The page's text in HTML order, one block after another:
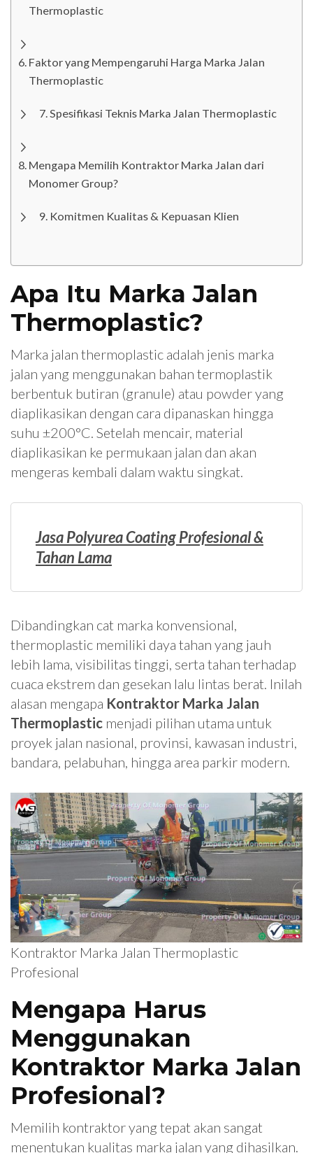
Thermoplastic
Faktor yang Mempengaruhi Harga Marka Jalan
Thermoplastic
Spesifikasi Teknis Marka Jalan Thermoplastic
Mengapa Memilih Kontraktor Marka Jalan dari
Monomer Group?
Komitmen Kualitas & Kepuasan Klien
Apa Itu Marka Jalan
Thermoplastic?
Marka jalan thermoplastic adalah jenis marka
jalan yang menggunakan bahan termoplastik
berbentuk butiran (granule) atau powder yang
diaplikasikan dengan cara dipanaskan hingga
suhu ±200°C. Setelah mencair, material
diaplikasikan ke permukaan jalan dan akan
mengeras kembali dalam waktu singkat.
Jasa Polyurea Coating Profesional &
Tahan Lama
Dibandingkan cat marka konvensional,
thermoplastic memiliki daya tahan yang jauh
lebih lama, visibilitas tinggi, serta tahan terhadap
cuaca ekstrem dan gesekan lalu lintas berat. Inilah
alasan mengapa Kontraktor Marka Jalan
Thermoplastic menjadi pilihan utama untuk
proyek jalan nasional, provinsi, kawasan industri,
bandara, pelabuhan, hingga area parkir modern.
Kontraktor Marka Jalan Thermoplastic
Profesional
Mengapa Harus
Menggunakan
Kontraktor Marka Jalan
Profesional?
Memilih kontraktor yang tepat akan sangat
menentukan kualitas marka jalan yang dihasilkan.